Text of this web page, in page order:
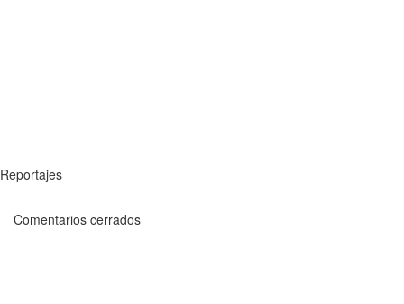
Reportajes
Comentarios cerrados